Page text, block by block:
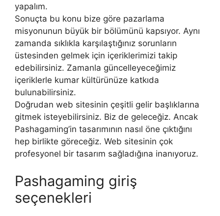
yapalım.
Sonuçta bu konu bize göre pazarlama
misyonunun büyük bir bölümünü kapsıyor. Aynı
zamanda sıklıkla karşılaştığınız sorunların
üstesinden gelmek için içeriklerimizi takip
edebilirsiniz. Zamanla güncelleyeceğimiz
içeriklerle kumar kültürünüze katkıda
bulunabilirsiniz.
Doğrudan web sitesinin çeşitli gelir başlıklarına
gitmek isteyebilirsiniz. Biz de geleceğiz. Ancak
Pashagaming’in tasarımının nasıl öne çıktığını
hep birlikte göreceğiz. Web sitesinin çok
profesyonel bir tasarım sağladığına inanıyoruz.
Pashagaming giriş
seçenekleri